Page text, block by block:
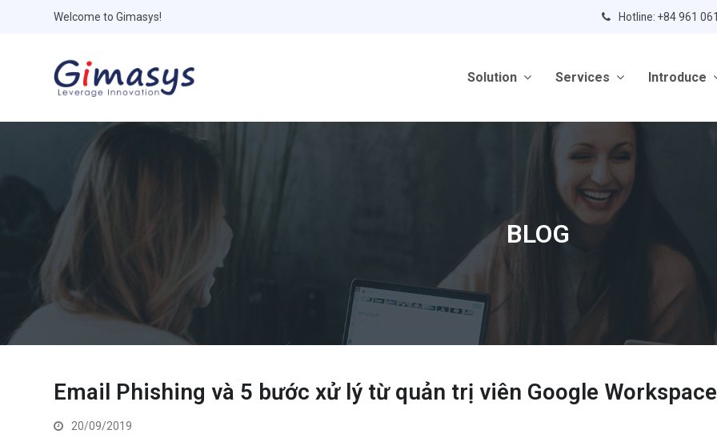
Welcome to Gimasys! Hotline: +84 961
Solution Services Introduce
BLOG
Email Phishing và 5 bước xử lý từ quản trị viên Google Workspace
20/09/2019